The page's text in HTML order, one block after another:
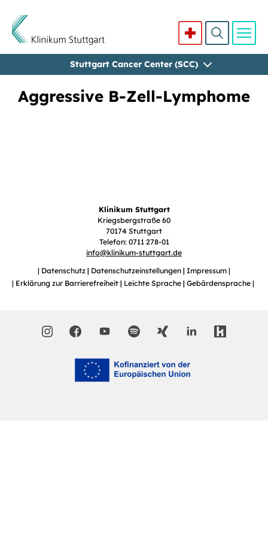
Stuttgart Cancer Center (SCC)
Aggressive B-Zell-Lymphome
Klinikum Stuttgart
Kriegsbergstraße 60
70174 Stuttgart
Telefon: 0711 278-01
info@klinikum-stuttgart.de
Datenschutz
Datenschutzeinstellungen
Impressum
Erklärung zur Barrierefreiheit
Leichte Sprache Gebärdensprache